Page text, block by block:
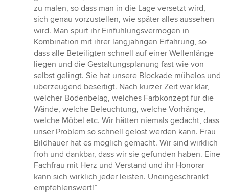
zu malen, so dass man in die Lage versetzt wird,
sich genau vorzustellen, wie später alles aussehen
wird. Man spürt ihr Einfühlungsvermögen in
Kombination mit ihrer langjährigen Erfahrung, so
dass alle Beteiligten schnell auf einer Wellenlänge
liegen und die Gestaltungsplanung fast wie von
selbst gelingt. Sie hat unsere Blockade mühelos und
überzeugend beseitigt. Nach kurzer Zeit war klar,
welcher Bodenbelag, welches Farbkonzept für die
Wände, welche Beleuchtung, welche Vorhänge,
welche Möbel etc. Wir hätten niemals gedacht, dass
unser Problem so schnell gelöst werden kann. Frau
Bildhauer hat es möglich gemacht. Wir sind wirklich
froh und dankbar, dass wir sie gefunden haben. Eine
Fachfrau mit Herz und Verstand und ihr Honorar
kann sich wirklich jeder leisten. Uneingeschränkt
empfehlenswert!”